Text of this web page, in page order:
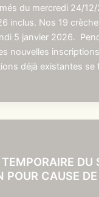
du mercredi 24/
inclus. Nos 19
5 janvier 2026.
nouvelles
déjà existantes se
DU
POUR CAUSE